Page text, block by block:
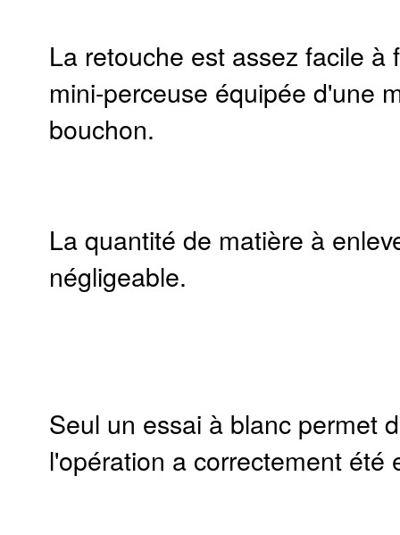
La retouche est assez facile à
mini-perceuse équipée d'une
bouchon.
La quantité de matière à
négligeable.
Seul un essai à blanc permet
l'opération a correctement été